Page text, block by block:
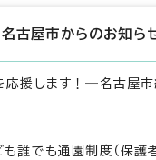
名古屋市からのお知ら
応援します！―名古屋
も誰でも通園制度（保護